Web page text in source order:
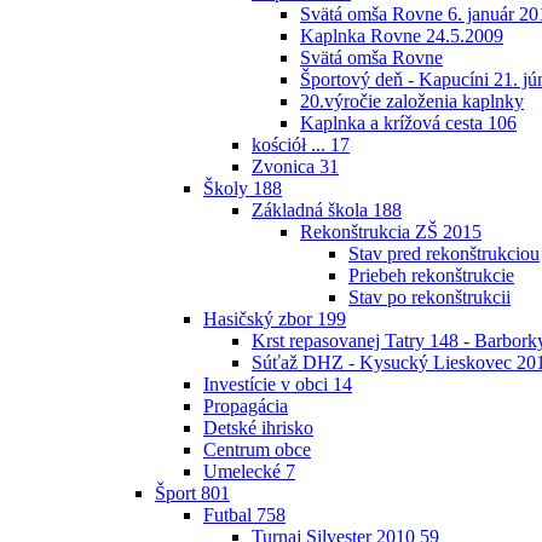
Svätá omša Rovne 6. január
Kaplnka Rovne 24.5.2009
Svätá omša Rovne
Športový deň - Kapucíni 21.
20.výročie založenia kaplnky
Kaplnka a krížová cesta 106
kościół ... 17
Zvonica 31
Školy 188
Základná škola 188
Rekonštrukcia ZŠ 2015
Stav pred rekonštrukciou
Priebeh rekonštrukcie
Stav po rekonštrukcii
Hasičský zbor 199
Krst repasovanej Tatry 148 -
Súťaž DHZ - Kysucký Lieskovec
Investície v obci 14
Propagácia
Detské ihrisko
Centrum obce
Umelecké 7
Šport 801
Futbal 758
Turnaj Silvester 2010 59